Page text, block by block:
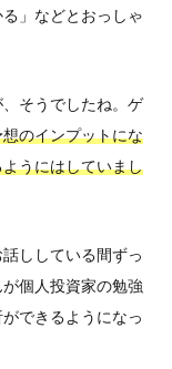
」などとおっしゃ
そうでしたね。ゲ
のインプットにな
うにはしていまし
ししている間ずっ
個人投資家の勉強
できるようになっ